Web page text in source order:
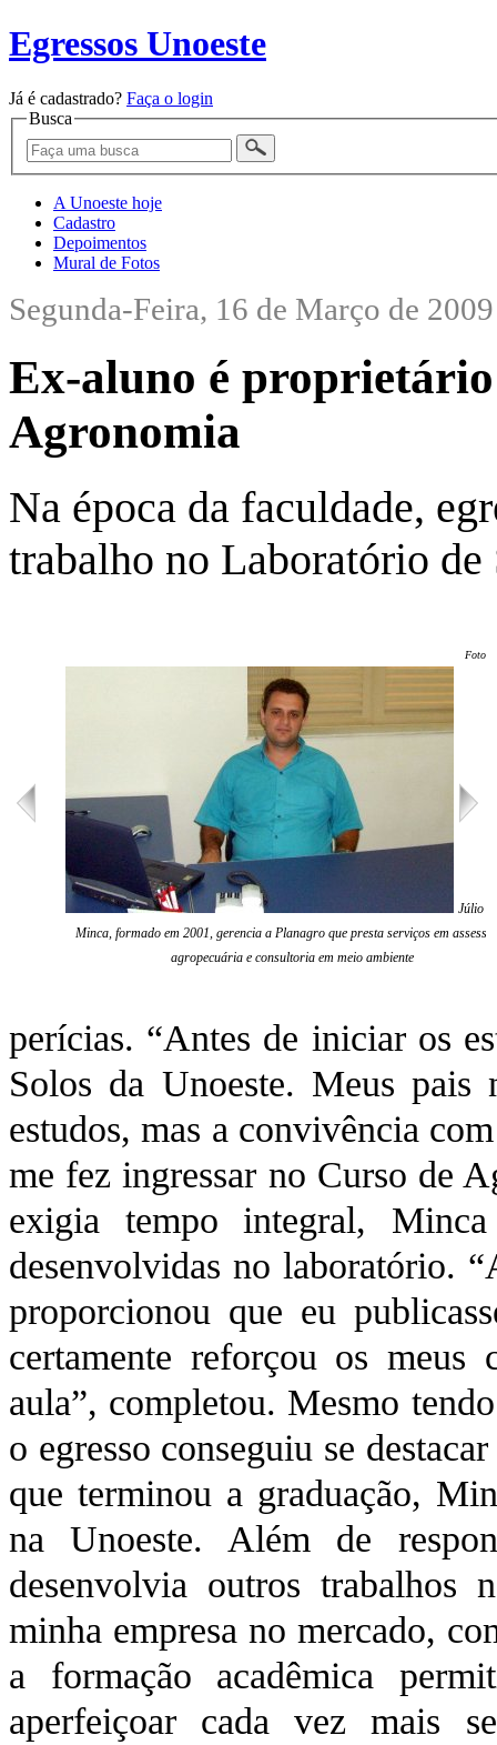
Egressos Unoeste
Já é cadastrado? Faça o login
Busca
A Unoeste hoje
Cadastro
Depoimentos
Mural de Fotos
Segunda-Feira, 16 de Março de 2009
Ex-aluno é proprietário
Agronomia
Na época da faculdade,
trabalho no Laboratório de
Foto:
Júlio
Minca, formado em 2001, gerencia a Planagro que presta serviços em
agropecuária e consultoria em meio ambiente
perícias. “Antes de iniciar os
Solos da Unoeste. Meus pais
estudos, mas a convivência
me fez ingressar no Curso de
exigia tempo integral,
desenvolvidas no laboratório.
proporcionou que eu
certamente reforçou os meus
aula”, completou. Mesmo
o egresso conseguiu se
que terminou a graduação,
na Unoeste. Além de
desenvolvia outros trabalhos
minha empresa no mercado,
a formação acadêmica
aperfeiçoar cada vez mais